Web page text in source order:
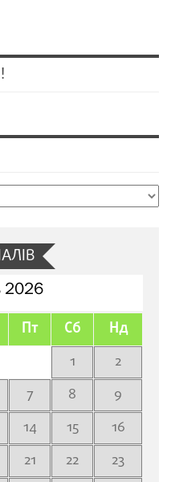
2026
Пт Сб Нд
1
2
7 8
9
14 15
16
21 22
23